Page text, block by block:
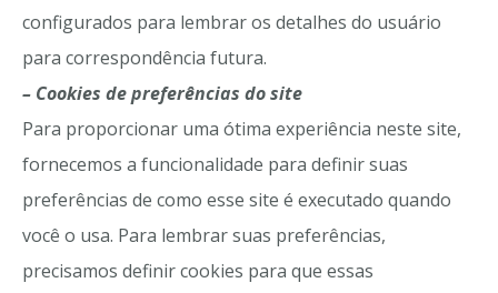
configurados para lembrar os detalhes do usuário
para correspondência futura.
– Cookies de preferências do site
Para proporcionar uma ótima experiência neste site,
fornecemos a funcionalidade para definir suas
preferências de como esse site é executado quando
você o usa. Para lembrar suas preferências,
precisamos definir cookies para que essas